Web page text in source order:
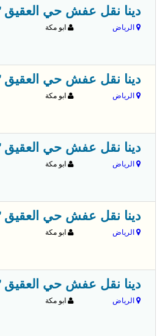
دينا نقل عفش حي العقيق ٠٥٣٢٩٤٦٤٢٣
الرياض ابو مكة
دينا نقل عفش حي العقيق ٠٥٣٢٩٤٦٤٢٣
الرياض ابو مكة
دينا نقل عفش حي العقيق ٠٥٣٢٩٤٦٤٢٣
الرياض ابو مكة
دينا نقل عفش حي العقيق ٠٥٣٢٩٤٦٤٢٣
الرياض ابو مكة
دينا نقل عفش حي العقيق ٠٥٣٢٩٤٦٤٢٣
الرياض ابو مكة